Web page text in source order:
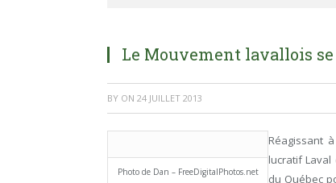
Le Mouvement lavallois
BY ON 24 JUILLET 2013
Photo de Dan – FreeDigitalPhotos.net
Réagissant
lucratif Laval
du Québec